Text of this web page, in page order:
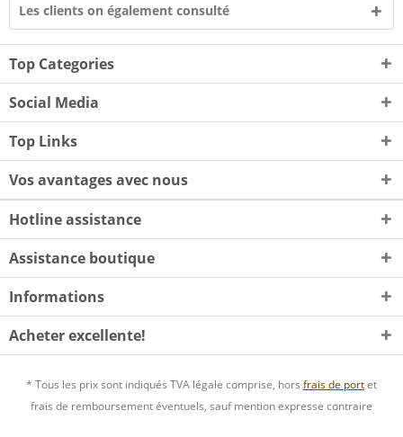
Les clients on également consulté
Top Categories
Social Media
Top Links
Vos avantages avec nous
Hotline assistance
Assistance boutique
Informations
Acheter excellente!
* Tous les prix sont indiqués TVA légale comprise, hors frais de portet
frais de remboursement éventuels, sauf mention expresse contraire